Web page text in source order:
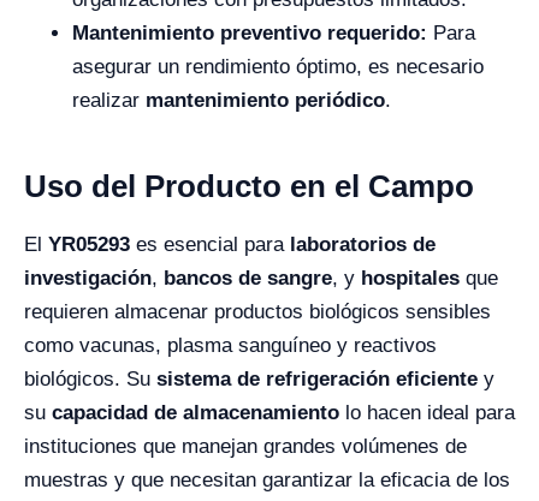
Mantenimiento preventivo requerido: Para
asegurar un rendimiento óptimo, es necesario
realizar mantenimiento periódico.
Uso del Producto en el Campo
El YR05293 es esencial para laboratorios de
investigación, bancos de sangre, y hospitales que
requieren almacenar productos biológicos sensibles
como vacunas, plasma sanguíneo y reactivos
biológicos. Su sistema de refrigeración eficiente y
su capacidad de almacenamiento lo hacen ideal para
instituciones que manejan grandes volúmenes de
muestras y que necesitan garantizar la eficacia de los